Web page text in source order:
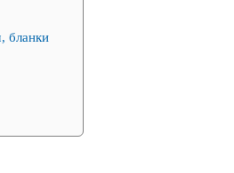
бланки